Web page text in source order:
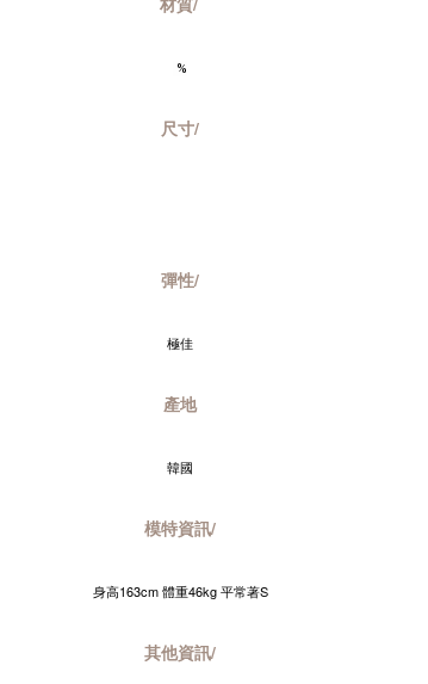
%
尺寸/
彈性/
極佳
產地
韓國
模特資訊/
身高163cm 體重46kg 平常著S
其他資訊/